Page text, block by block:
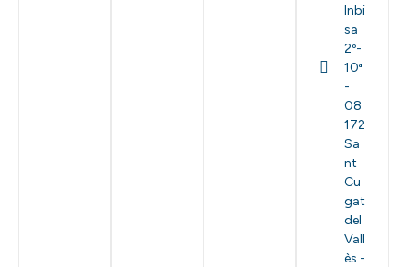
Inbi
sa
2º-
10ª
-
08
172
Sa
nt
Cu
gat
del
Vall
ès -